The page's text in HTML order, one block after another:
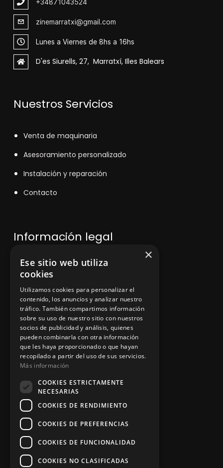
+34871043524
zinemarratxi@gmail.com
Lunes a Viernes de 8hs a 16hs
D'es Siurells, 27, Marratxí, Illes Balears
Nuestros Servicios
Venta de maquinaria
Asesoramiento personalizado
Instalación y reparación
Contacto
Información legal
Política de privacidad
Aviso legal
App Zine Hostelería
Síguenos
×
Ese sitio web utiliza
cookies
Utilizamos cookies para personalizar el
contenido, los anuncios y analizar nuestro
tráfico. También compartimos información
sobre su uso de nuestro sitio con nuestros
socios de publicidad y análisis, quienes
pueden combinarla con otra información
que les haya proporcionado o que hayan
recopilado a partir del uso de sus servicios.
Más información
COOKIES ESTRICTAMENTE
NECESARIAS
COOKIES DE RENDIMIENTO
COOKIES DE PREFERENCIAS
COOKIES DE FUNCIONALIDAD
COOKIES NO CLASIFICADAS